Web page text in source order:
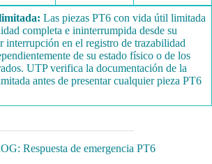
Las piezas PT6 con vida útil limitada
completa e ininterrumpida desde su
interrupción en el registro de trazabilidad
de su estado físico o de los
UTP verifica la documentación de la
antes de presentar cualquier pieza PT6
Respuesta de emergencia PT6